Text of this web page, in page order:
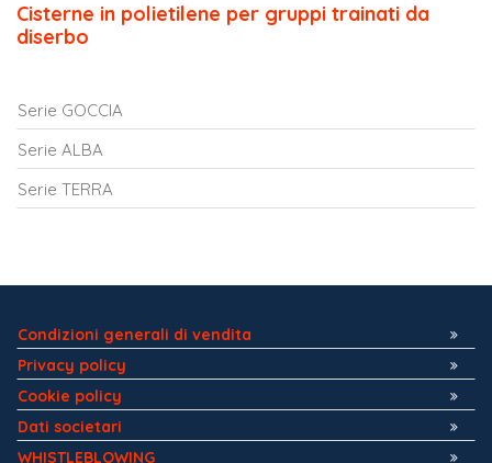
Cisterne in polietilene per gruppi trainati da
diserbo
Serie GOCCIA
Serie ALBA
Serie TERRA
Condizioni generali di vendita
Privacy policy
Cookie policy
Dati societari
WHISTLEBLOWING